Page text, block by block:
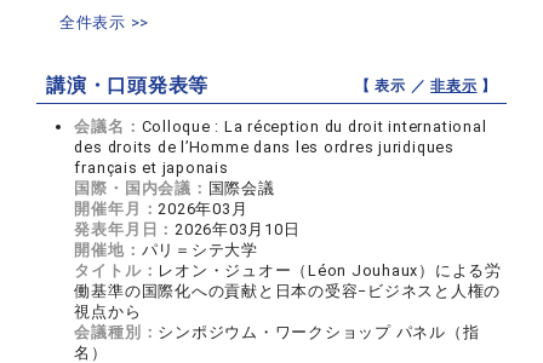
全件表示 >>
講演・口頭発表等 【 表示 ／非表示 】
会議名： Colloque : La réception du droit international
des droits de l’Homme dans les ordres juridiques
français et japonais
国際・国内会議： 国際会議
開催年月： 2026年03月
発表年月日： 2026年03月10日
開催地： パリ＝シテ大学
タイトル： レオン・ジュオー（Léon Jouhaux）による労
働基準の国際化への貢献と日本の受容−ビジネスと人権の
視点から
会議種別： シンポジウム・ワークショップ パネル（指
名）